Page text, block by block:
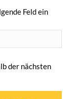
Feld ein
der nächsten